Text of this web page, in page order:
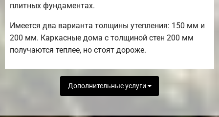
плитных фундаментах.
Имеется два варианта толщины утепления: 150 мм и
200 мм. Каркасные дома с толщиной стен 200 мм
получаются теплее, но стоят дороже.
Дополнительные услуги